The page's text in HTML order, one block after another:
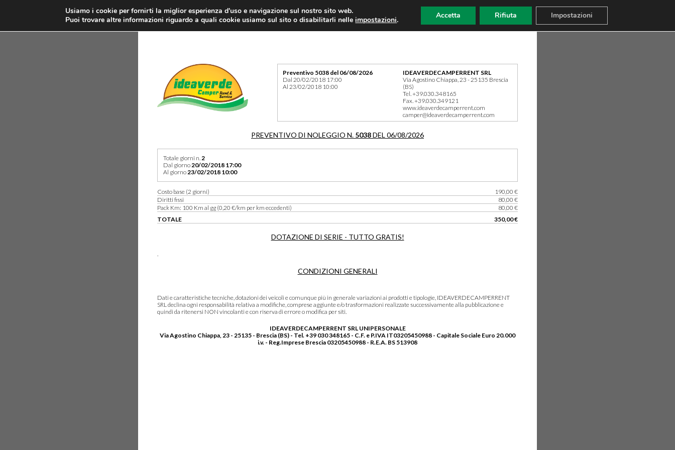
IDEAVERDECAMPERRENT SRL
Via Agostino Chiappa, 23 - 25135 Brescia
(BS)
Tel. +39.030.348165
Fax. +39.030.349121
www.ideaverdecamperrent.com
camper@ideaverdecamperrent.com
Preventivo 5038 del 06/08/2026
Dal 20/02/2018 17:00
Al 23/02/2018 10:00
PREVENTIVO DI NOLEGGIO N. 5038DEL 06/08/2026
Totale giorni n.2
Dal giorno20/02/2018 17:00
Al giorno23/02/2018 10:00
Costo base (2 giorni)
190,00 €
Diritti fissi
80,00 €
Pack Km: 100 Km al gg (0,20 €/km per km eccedenti)
80,00 €
TOTALE
350,00 €
DOTAZIONE DI SERIE - TUTTO GRATIS!
.
CONDIZIONI GENERALI
Dati e caratteristiche tecniche, dotazioni dei veicoli e comunque più in generale variazioni ai prodotti e tipologie, IDEAVERDECAMPERRENT
SRL declina ogni responsabilità relativa a modifiche, comprese aggiunte e/o trasformazioni realizzate successivamente alla pubblicazione e
quindi da ritenersi NON vincolanti e con riserva di errore o modifica per siti.
IDEAVERDECAMPERRENT SRL UNIPERSONALE
Via Agostino Chiappa, 23 - 25135 - Brescia (BS) - Tel. +39 030 348165 - C.F. e P.IVA IT03205450988 - Capitale Sociale Euro 20.000
i.v. - Reg.Imprese Brescia 03205450988 - R.E.A. BS 513908
Usiamo i cookie per fornirti la miglior esperienza d'uso e navigazione sul nostro sito web.
Puoi trovare altre informazioni riguardo a quali cookie usiamo sul sito o disabilitarli nelleimpostazioni. Accetta Rifiuta Impostazioni